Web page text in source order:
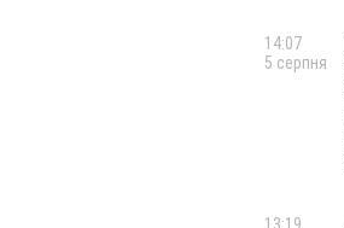
14:07
5 серпня